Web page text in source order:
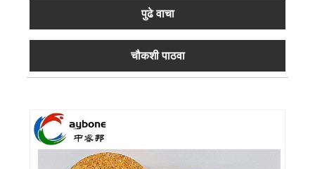
पुढे वाचा
चौकशी पाठवा